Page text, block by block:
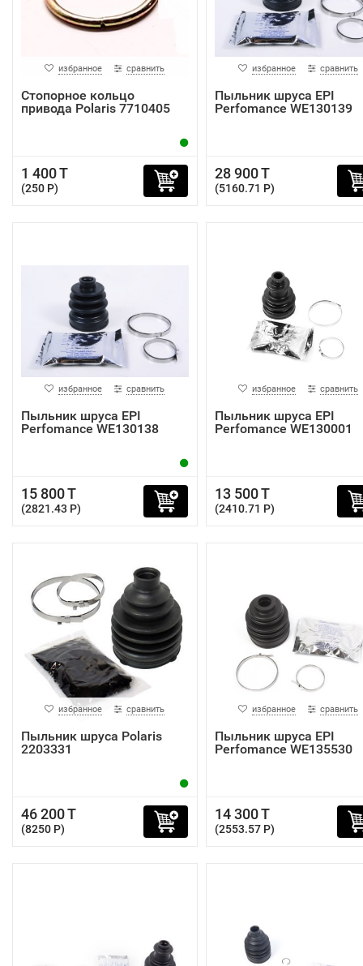
избранное сравнить
Стопорное кольцо
привода Polaris 7710405
1 400 T
(250 P)
избранное сравнить
Пыльник шруса EPI
Perfomance WE130139
28 900 T
(5160.71 P)
избранное сравнить
Пыльник шруса EPI
Perfomance WE130138
15 800 T
(2821.43 P)
избранное сравнить
Пыльник шруса EPI
Perfomance WE130001
13 500 T
(2410.71 P)
избранное сравнить
Пыльник шруса Polaris
2203331
46 200 T
(8250 P)
избранное сравнить
Пыльник шруса EPI
Perfomance WE135530
14 300 T
(2553.57 P)